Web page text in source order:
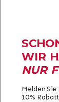
WIR
NUR
Melden
10%